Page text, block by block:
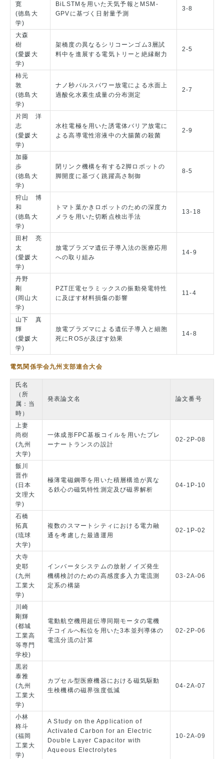
寛
(徳島大
学)
BiLSTMを用いた天気予報とMSM-
GPVに基づく日射量予測
3-8
大森
樹
(愛媛大
学)
架橋度の異なるシリコーンゴム3層試
料中を進展する電気トリーと絶縁耐力
2-5
柿元
敦
(徳島大
学)
ナノ秒パルスパワー放電による水面上
過酸化水素生成量の分布測定
2-7
片岡 洋
志
(愛媛大
学)
水柱電極を用いた誘電体バリア放電に
よる高導電性溶液中の大腸菌の殺菌
2-9
加藤
歩
(徳島大
学)
閉リンク機構を有する2脚ロボットの
脚開度に基づく跳躍高さ制御
8-5
狩山 博
和
(徳島大
学)
トマト葉かきロボットのための深度カ
メラを用いた切断点検出手法
13-18
田村 亮
太
(愛媛大
学)
放電プラズマ遺伝子導入法の医療応用
への取り組み
14-9
丹野
剛
(岡山大
学)
PZT圧電セラミックスの振動発電特性
に及ぼす材料損傷の影響
11-4
山下 真
輝
(愛媛大
学)
放電プラズマによる遺伝子導入と細胞
死にROSが及ぼす効果
14-8
電気関係学会九州支部連合大会
氏名
（所
属：当
時）
発表論文名 論文番号
上妻
尚樹
(九州
大学)
一体成形FPC基板コイルを用いたプレ
ーナートランスの設計
02-2P-08
飯川
晋作
(日本
文理大
学)
極薄電磁鋼帯を用いた積層構造が異な
る鉄心の磁気特性測定及び磁界解析
04-1P-10
石橋
拓真
(琉球
大学)
複数のスマートシティにおける電力融
通を考慮した最適運用
02-1P-02
大寺
史耶
(九州
工業大
学)
インバータシステムの放射ノイズ発生
機構検討のための高感度多入力電流測
定系の構築
03-2A-06
川崎
剛輝
(都城
工業高
等専門
学校)
電動航空機用超伝導同期モータの電機
子コイルへ転位を用いた3本並列導体の
電流分流の計算
02-2P-06
黒岩
泰雅
(九州
工業大
学)
カプセル型医療機器における磁気駆動
生検機構の磁界強度低減
04-2A-07
小林
柊斗
(福岡
工業大
学)
A Study on the Application of
Activated Carbon for an Electric
Double Layer Capacitor with
Aqueous Electrolytes
10-2A-09